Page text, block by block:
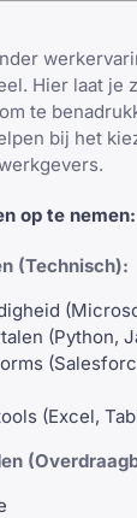
Hier laat je
te
bij het
op te nemen:
(Technisch):
(Python,
(Excel,